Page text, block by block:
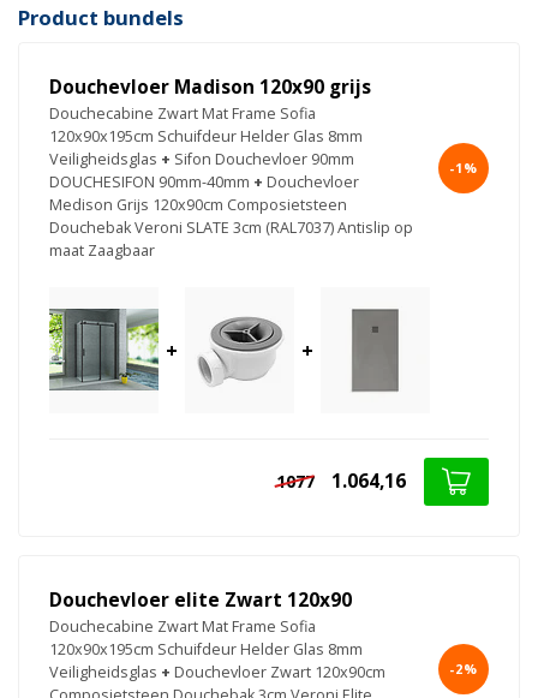
Product bundels
Douchevloer Madison 120x90 grijs
Douchecabine Zwart Mat Frame Sofia
120x90x195cm Schuifdeur Helder Glas 8mm
Veiligheidsglas + Sifon Douchevloer 90mm
DOUCHESIFON 90mm-40mm + Douchevloer
Medison Grijs 120x90cm Composietsteen
Douchebak Veroni SLATE 3cm (RAL7037) Antislip op
maat Zaagbaar
-1%
+ +
1077 1.064,16
Douchevloer elite Zwart 120x90
Douchecabine Zwart Mat Frame Sofia
120x90x195cm Schuifdeur Helder Glas 8mm
Veiligheidsglas + Douchevloer Zwart 120x90cm
-2%